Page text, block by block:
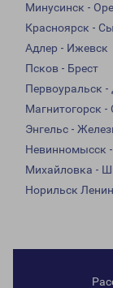
Минусинск -
Красноярск -
Адлер - Ижевск
Псков - Брест
Первоуральск -
Магнитогорск -
Энгельс -
Невинномысск -
Михайловка -
Норильск